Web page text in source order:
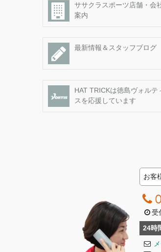
ササクラスポーツ店舗・会
案内
最新情報＆スタッフブログ
HAT TRICKは徳島ヴォルテ
スを応援しています
お客
受
24時